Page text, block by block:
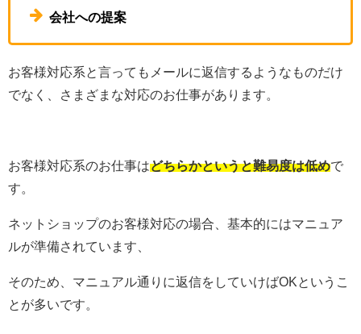
会社への提案
お客様対応系と言ってもメールに返信するようなものだけ
でなく、さまざまな対応のお仕事があります。
お客様対応系のお仕事はどちらかというと難易度は低めで
す。
ネットショップのお客様対応の場合、基本的にはマニュア
ルが準備されています、
そのため、マニュアル通りに返信をしていけばOKというこ
とが多いです。